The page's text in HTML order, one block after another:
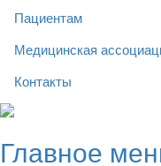
Пациентам
Медицинская
Контакты
Skip
content
Главное